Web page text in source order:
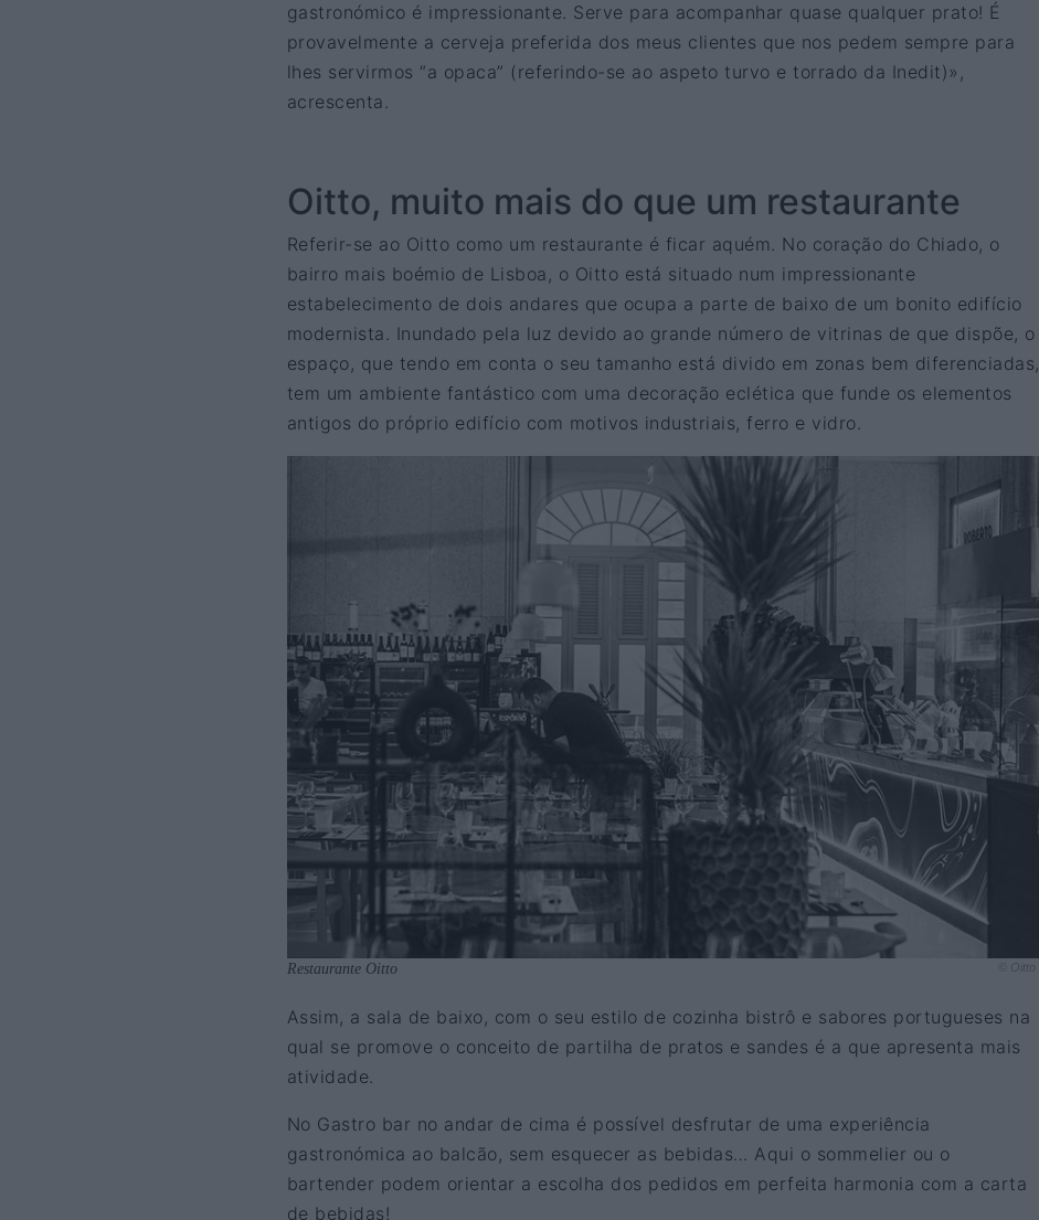
gastronómico é impressionante. Serve para acompanhar quase qualquer prato! É
provavelmente a cerveja preferida dos meus clientes que nos pedem sempre para
lhes servirmos “a opaca” (referindo-se ao aspeto turvo e torrado da Inedit)»,
acrescenta.
Oitto, muito mais do que um restaurante
Referir-se ao Oitto como um restaurante é ficar aquém. No coração do Chiado, o
bairro mais boémio de Lisboa, o Oitto está situado num impressionante
estabelecimento de dois andares que ocupa a parte de baixo de um bonito edifício
modernista. Inundado pela luz devido ao grande número de vitrinas de que dispõe, o
espaço, que tendo em conta o seu tamanho está divido em zonas bem diferenciadas,
tem um ambiente fantástico com uma decoração eclética que funde os elementos
antigos do próprio edifício com motivos industriais, ferro e vidro.
Restaurante Oitto © Oitto
Assim, a sala de baixo, com o seu estilo de cozinha bistrô e sabores portugueses na
qual se promove o conceito de partilha de pratos e sandes é a que apresenta mais
atividade.
No Gastro bar no andar de cima é possível desfrutar de uma experiência
gastronómica ao balcão, sem esquecer as bebidas… Aqui o sommelier ou o
bartender podem orientar a escolha dos pedidos em perfeita harmonia com a carta
de bebidas!